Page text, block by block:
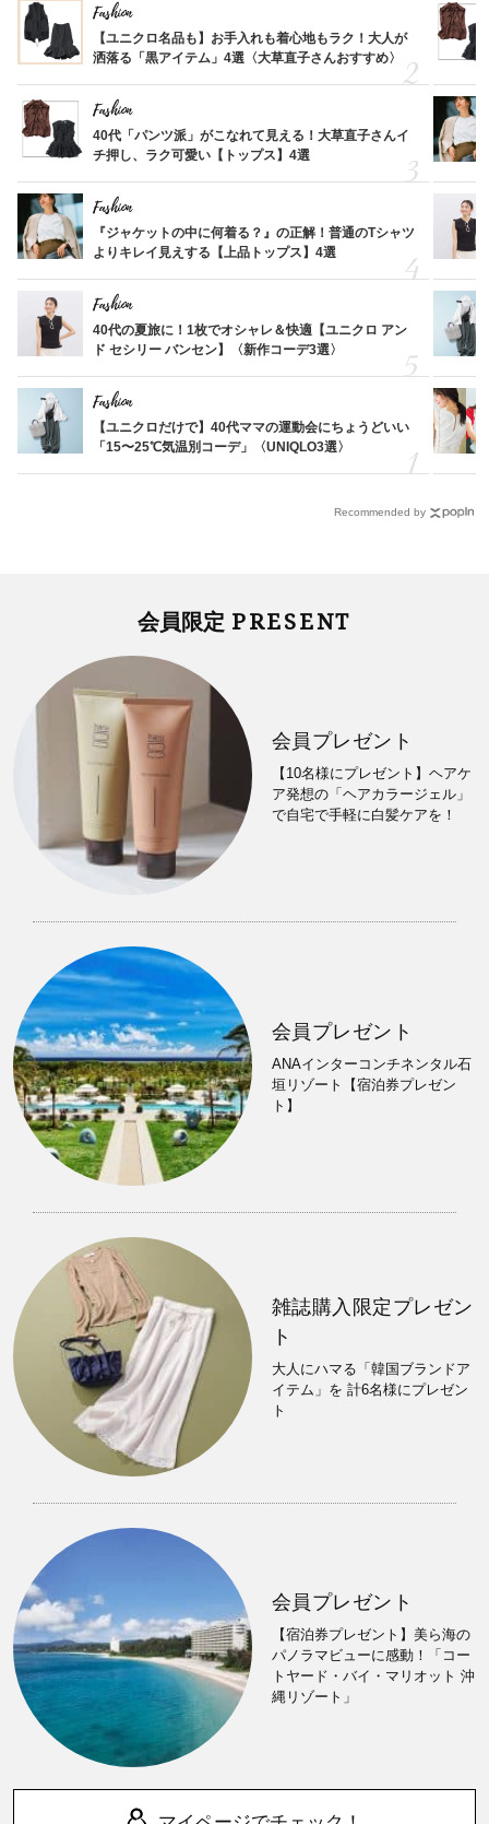
Fashion
【ユニクロ名品も】お手入れも着心地もラク！大人が
洒落る「黒アイテム」4選〈大草直子さんおすすめ〉
Fashion
40代「パンツ派」がこなれて見える！大草直子さんイ
チ押し、ラク可愛い【トップス】4選
Fashion
『ジャケットの中に何着る？』の正解！普通のTシャツ
よりキレイ見えする【上品トップス】4選
Fashion
40代の夏旅に！1枚でオシャレ＆快適【ユニクロ アン
ド セシリー バンセン】〈新作コーデ3選〉
Fashion
【ユニクロだけで】40代ママの運動会にちょうどいい
「15〜25℃気温別コーデ」〈UNIQLO3選〉
Recommended by
会員限定 PRESENT
会員プレゼント
【10名様にプレゼント】ヘアケ
ア発想の「ヘアカラージェル」
で自宅で手軽に白髪ケアを！
会員プレゼント
ANAインターコンチネンタル石
垣リゾート【宿泊券プレゼン
ト】
雑誌購入限定プレゼン
ト
大人にハマる「韓国ブランドア
イテム」を 計6名様にプレゼン
ト
会員プレゼント
【宿泊券プレゼント】美ら海の
パノラマビューに感動！「コー
トヤード・バイ・マリオット 沖
縄リゾート」